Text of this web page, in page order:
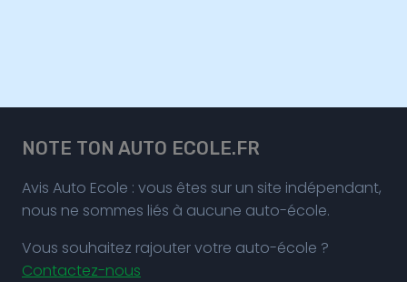
NOTE TON AUTO ECOLE.FR
Avis Auto Ecole : vous êtes sur un site indépendant,
nous ne sommes liés à aucune auto-école.
Vous souhaitez rajouter votre auto-école ?
Contactez-nous